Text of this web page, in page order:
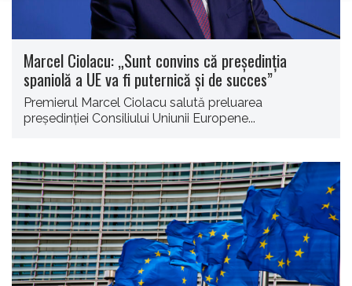
Marcel Ciolacu: „Sunt convins că președinția
spaniolă a UE va fi puternică și de succes”
Premierul Marcel Ciolacu salută preluarea
președinției Consiliului Uniunii Europene...